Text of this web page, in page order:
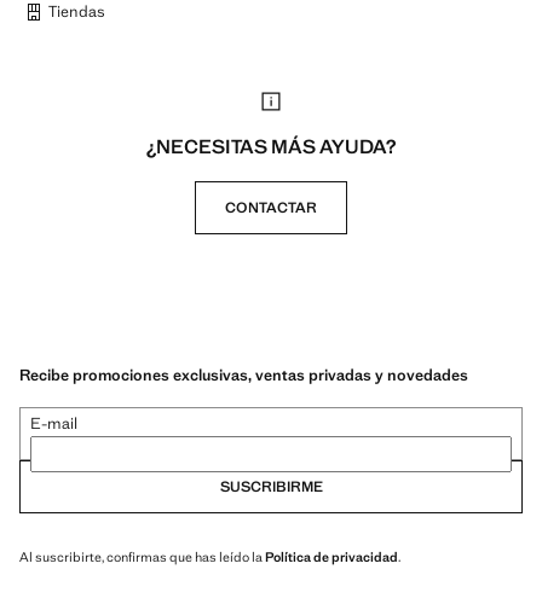
Tiendas
¿NECESITAS MÁS AYUDA?
CONTACTAR
Recibe promociones exclusivas, ventas privadas y novedades
E-mail
SUSCRIBIRME
Al suscribirte, confirmas que has leído la Política de privacidad.